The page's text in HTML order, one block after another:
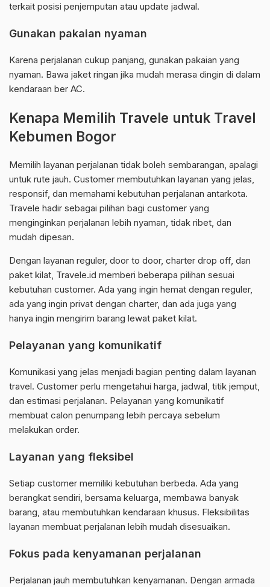
terkait posisi penjemputan atau update jadwal.
Gunakan pakaian nyaman
Karena perjalanan cukup panjang, gunakan pakaian yang
nyaman. Bawa jaket ringan jika mudah merasa dingin di dalam
kendaraan ber AC.
Kenapa Memilih Travele untuk Travel
Kebumen Bogor
Memilih layanan perjalanan tidak boleh sembarangan, apalagi
untuk rute jauh. Customer membutuhkan layanan yang jelas,
responsif, dan memahami kebutuhan perjalanan antarkota.
Travele hadir sebagai pilihan bagi customer yang
menginginkan perjalanan lebih nyaman, tidak ribet, dan
mudah dipesan.
Dengan layanan reguler, door to door, charter drop off, dan
paket kilat, Travele.id memberi beberapa pilihan sesuai
kebutuhan customer. Ada yang ingin hemat dengan reguler,
ada yang ingin privat dengan charter, dan ada juga yang
hanya ingin mengirim barang lewat paket kilat.
Pelayanan yang komunikatif
Komunikasi yang jelas menjadi bagian penting dalam layanan
travel. Customer perlu mengetahui harga, jadwal, titik jemput,
dan estimasi perjalanan. Pelayanan yang komunikatif
membuat calon penumpang lebih percaya sebelum
melakukan order.
Layanan yang fleksibel
Setiap customer memiliki kebutuhan berbeda. Ada yang
berangkat sendiri, bersama keluarga, membawa banyak
barang, atau membutuhkan kendaraan khusus. Fleksibilitas
layanan membuat perjalanan lebih mudah disesuaikan.
Fokus pada kenyamanan perjalanan
Perjalanan jauh membutuhkan kenyamanan. Dengan armada